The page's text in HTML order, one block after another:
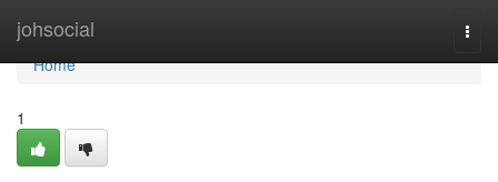
johsocial
Home
Home
1